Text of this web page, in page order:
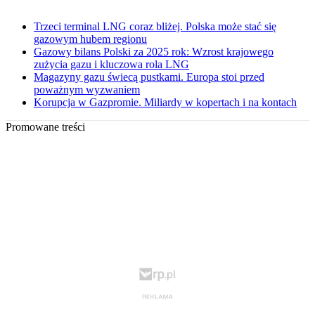
Trzeci terminal LNG coraz bliżej. Polska może stać się
gazowym hubem regionu
Gazowy bilans Polski za 2025 rok: Wzrost krajowego
zużycia gazu i kluczowa rola LNG
Magazyny gazu świecą pustkami. Europa stoi przed
poważnym wyzwaniem
Korupcja w Gazpromie. Miliardy w kopertach i na kontach
Promowane treści